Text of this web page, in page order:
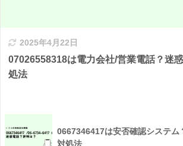
2025年4月22日
07026558318は電力会社/営業電話？迷
処法
0667346417は安否確認システム
対処法